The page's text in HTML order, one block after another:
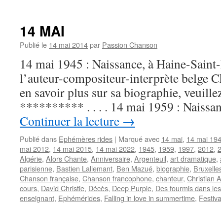
14 MAI
Publié le 14 mai 2014par Passion Chanson
14 mai 1945 : Naissance, à Haine-
l’auteur-compositeur-interprète belge
en savoir plus sur sa biographie,
********** . . . . 14 mai 1959 :
Continuer la lecture →
Publié dans Ephémères rides | Marqué avec 14 mai, 14 mai
mai 2012, 14 mai 2015, 14 mai 2022, 1945, 1959, 1997, 2012,
Algérie, Alors Chante, Anniversaire, Argenteuil, art dramatique,
parisienne, Bastien Lallemant, Ben Mazué, biographie,
Chanson française, Chanson francophone, chanteur, Christian
cours, David Christie, Décès, Deep Purple, Des fourmis dans
enseignant, Ephémérides, Falling in love in summertime,